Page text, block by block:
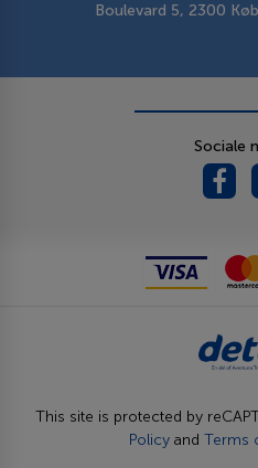
Boulevard 5, 2300
Sociale
This site is protected by
Policy and Terms